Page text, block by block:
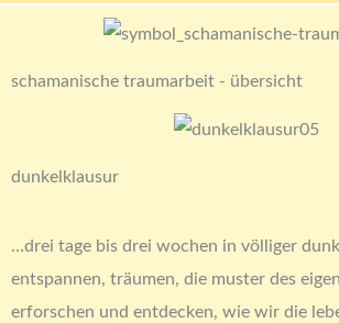
schamanische traumarbeit - übersicht
dunkelklausur
…drei tage bis drei wochen in völliger
entspannen, träumen, die muster des
erforschen und entdecken, wie wir die